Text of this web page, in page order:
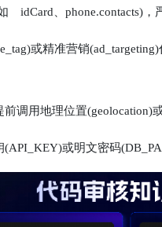
、phone.contacts)，
或精准营销
用地理位置(geolocation)
或明文密码